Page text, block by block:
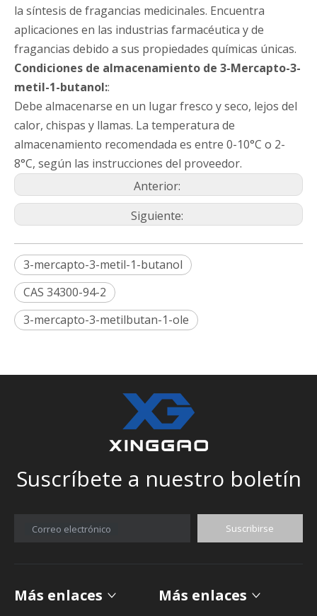
la síntesis de fragancias medicinales. Encuentra
aplicaciones en las industrias farmacéutica y de
fragancias debido a sus propiedades químicas únicas.
Condiciones de almacenamiento de 3-Mercapto-3-
metil-1-butanol::
Debe almacenarse en un lugar fresco y seco, lejos del
calor, chispas y llamas. La temperatura de
almacenamiento recomendada es entre 0-10°C o 2-
8°C, según las instrucciones del proveedor.
Anterior:
Siguiente:
3-mercapto-3-metil-1-butanol
CAS 34300-94-2
3-mercapto-3-metilbutan-1-ole
Suscríbete a nuestro boletín
Correo electrónico Suscribirse
Más enlaces Más enlaces